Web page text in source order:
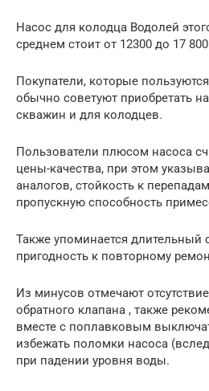
Насос для колодца Водолей
среднем стоит от 12300 до 17
Покупатели, которые
обычно советуют приобретать
скважин и для колодцев.
Пользователи плюсом насоса
цены-качества, при этом
аналогов, стойкость к
пропускную способность
Также упоминается длительный
пригодность к повторному
Из минусов отмечают
обратного клапана , также
вместе с поплавковым
избежать поломки насоса
при падении уровня воды.